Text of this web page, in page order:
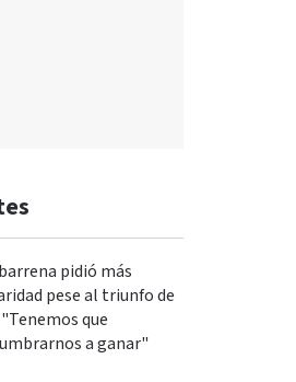
pidió más
pese al triunfo de
que
a ganar"